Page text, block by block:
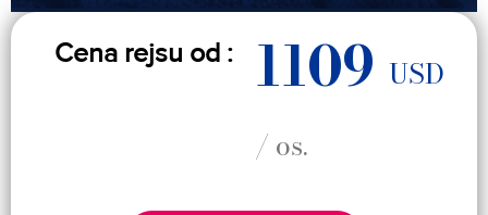
Cena rejsu od : 1109 USD
/ os.